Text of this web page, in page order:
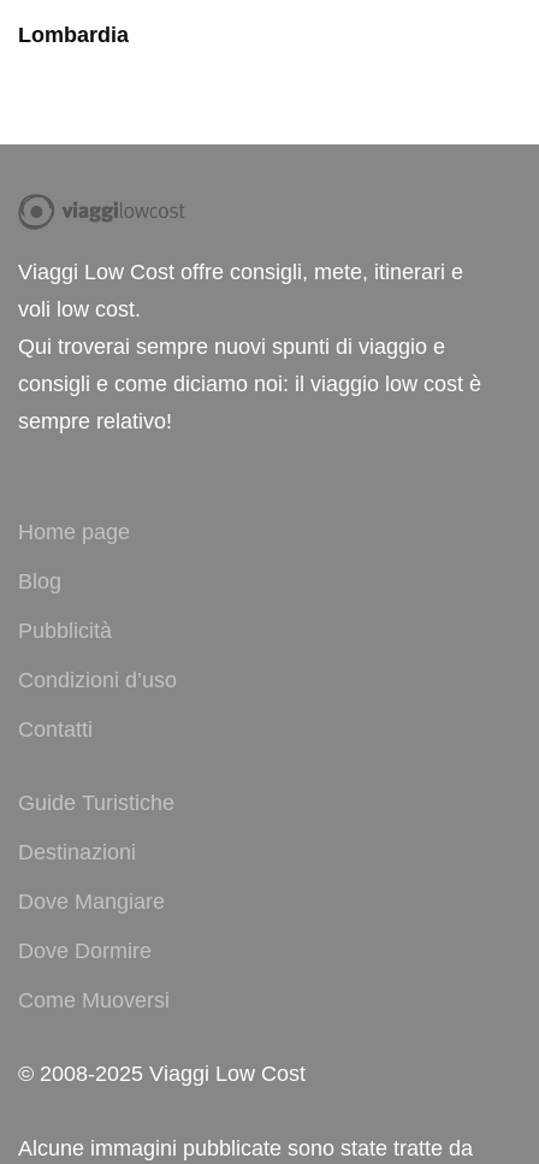
Lombardia
Viaggi Low Cost offre consigli, mete, itinerari e
voli low cost.
Qui troverai sempre nuovi spunti di viaggio e
consigli e come diciamo noi: il viaggio low cost è
sempre relativo!
Home page
Blog
Pubblicità
Condizioni d’uso
Contatti
Guide Turistiche
Destinazioni
Dove Mangiare
Dove Dormire
Come Muoversi
© 2008-2025 Viaggi Low Cost
Alcune immagini pubblicate sono state tratte da